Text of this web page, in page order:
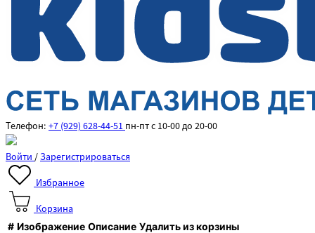
Телефон: +7 (929) 628-44-51 пн-пт с 10-00 до 20-00
Войти /Зарегистрироваться
Избранное
Корзина
# Изображение Описание Удалить из корзины